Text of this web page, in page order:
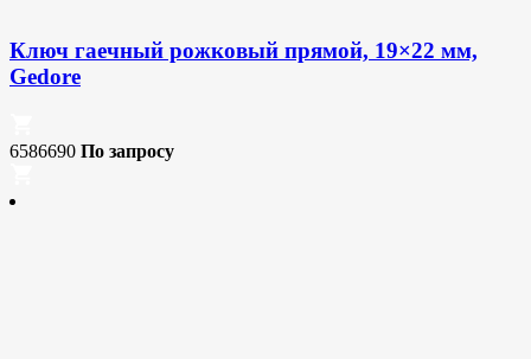
Ключ гаечный рожковый прямой, 19×22 мм,
Gedore
6586690 По запросу